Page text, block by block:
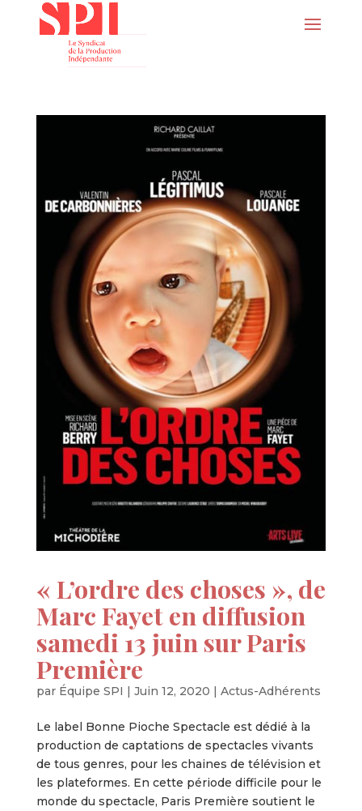
« L’ordre des choses », de
Marc Fayet en diffusion
samedi 13 juin sur Paris
Première
par Équipe SPI | Juin 12, 2020 | Actus-Adhérents
Le label Bonne Pioche Spectacle est dédié à la
production de captations de spectacles vivants
de tous genres, pour les chaines de télévision et
les plateformes. En cette période difficile pour le
monde du spectacle, Paris Première soutient le